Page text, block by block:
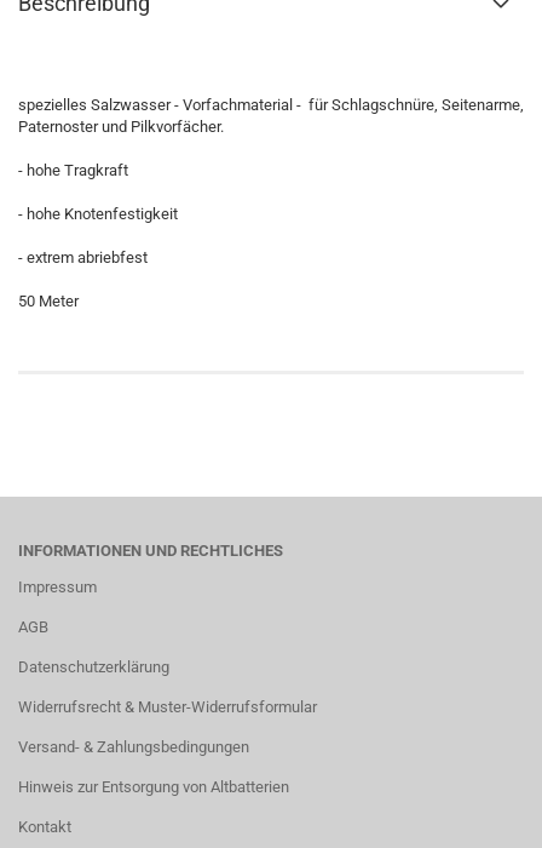
spezielles Salzwasser - Vorfachmaterial - für Schlagschnüre, Seitenarme,
Paternoster und Pilkvorfächer.
- hohe Tragkraft
- hohe Knotenfestigkeit
- extrem abriebfest
50 Meter
INFORMATIONEN UND RECHTLICHES
Impressum
AGB
Datenschutzerklärung
Widerrufsrecht & Muster-Widerrufsformular
Versand- & Zahlungsbedingungen
Hinweis zur Entsorgung von Altbatterien
Kontakt